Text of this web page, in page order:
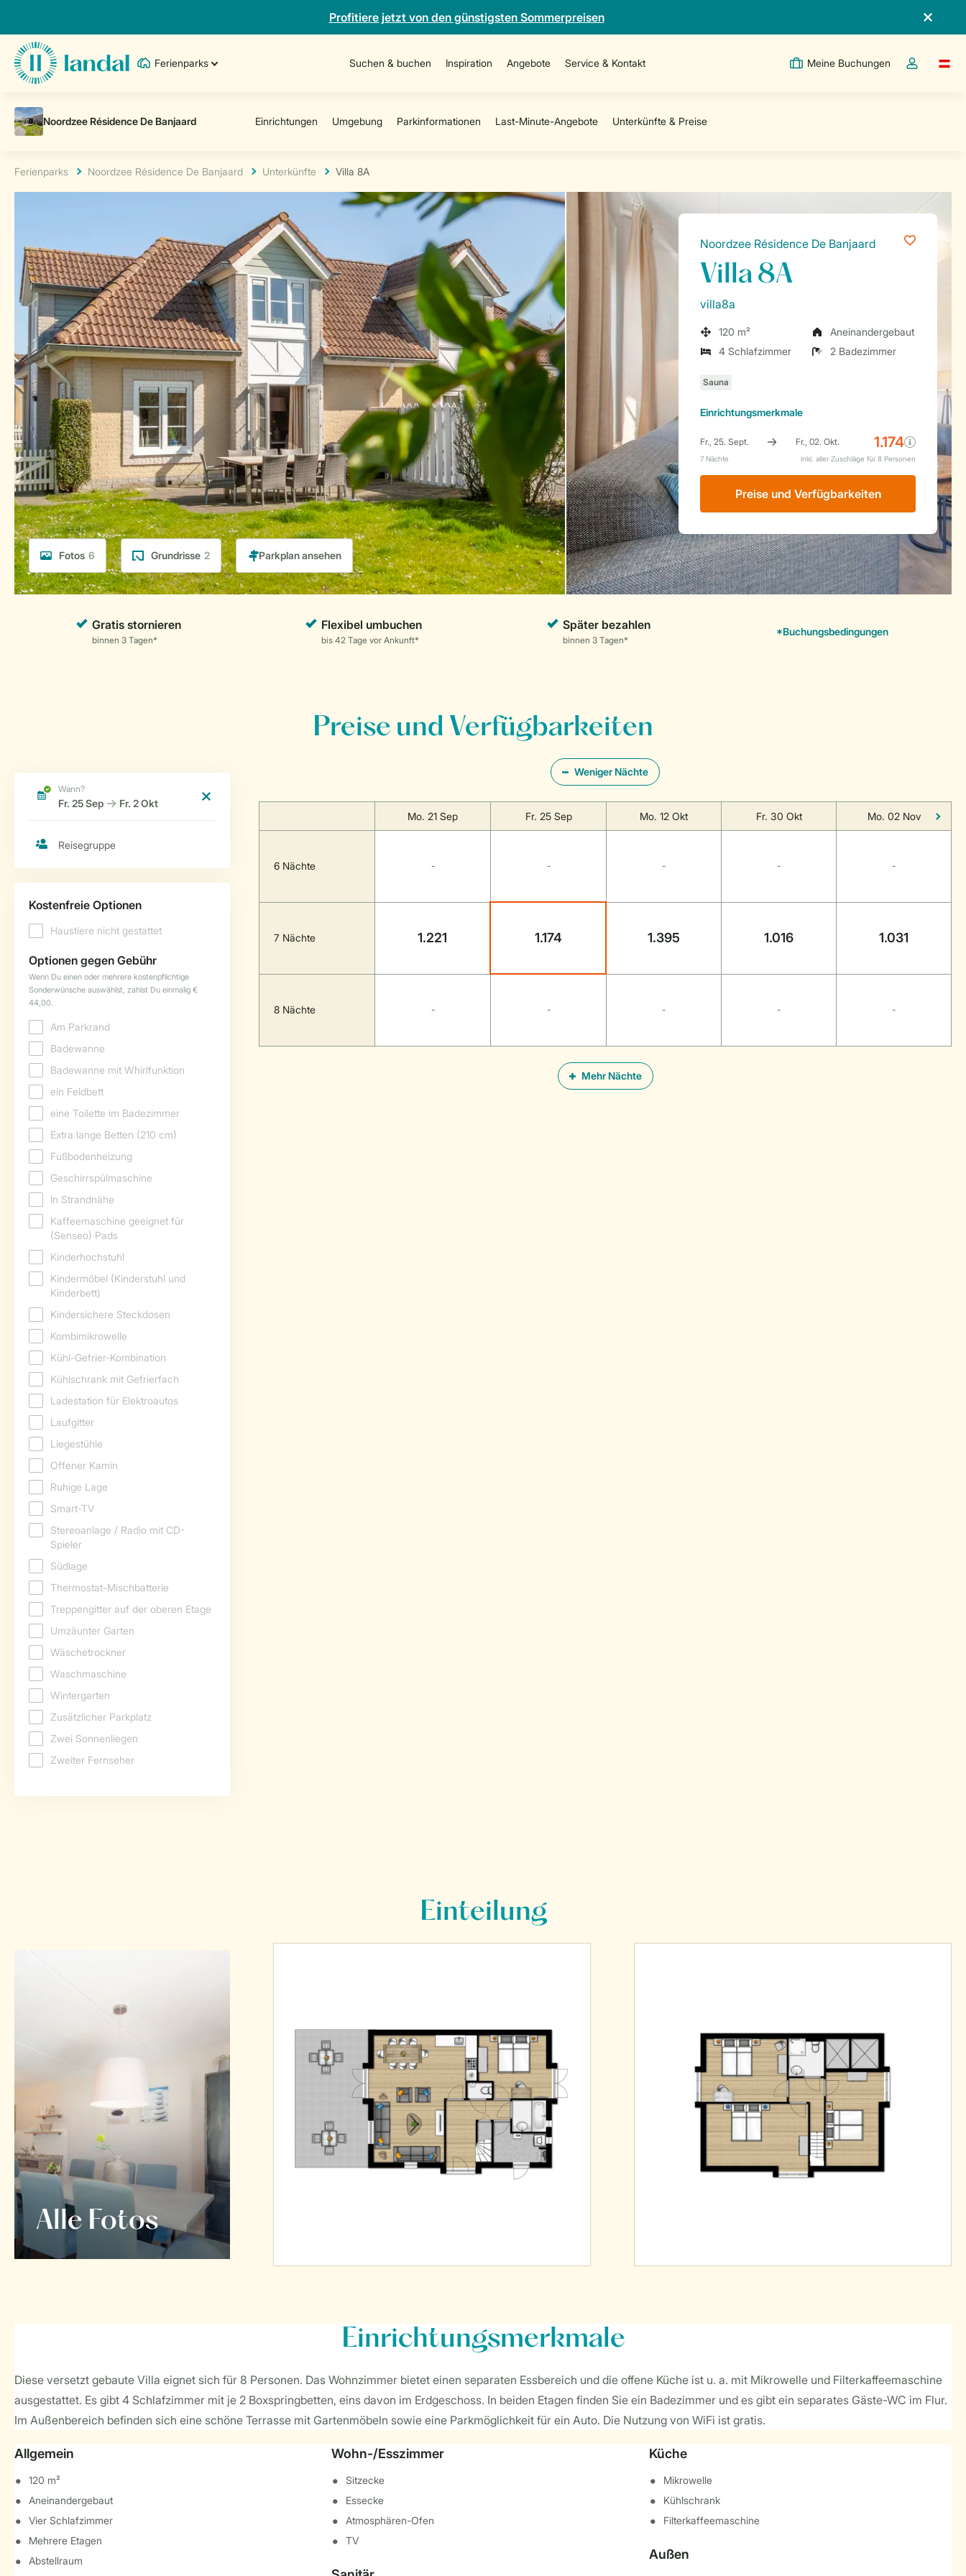
Profitiere jetzt von den günstigsten Sommerpreisen
Ferienparks Suchen & buchen Inspiration Angebote Service & Kontakt Meine Buchungen
Dropdown-
Ferienparks Noordzee Résidence De Banjaard Unterkünfte Villa 8A
Fotos 6 Grundrisse 2
Noordzee Résidence De Banjaard
Villa 8A
villa8a
120 m²
Aneinandergebaut
4 Schlafzimmer
2 Badezimmer
Einrichtungsmerkmale
Preise und Verfügbarkeiten
Preise und Verfügbarkeiten
Weniger Nächte
Mehr Nächte
Mo. 21 Sep Fr. 25 Sep Mo. 12 Okt Fr. 30 Okt Mo. 02 Nov
6 Nächte - - - - -
7 Nächte 1.221 1.174 1.395 1.016 1.031
8 Nächte - - - - -
Einteilung
Alle Fotos
Einrichtungsmerkmale
Diese versetzt gebaute Villa eignet sich für 8 Personen. Das Wohnzimmer bietet einen separaten Essbereich und die offene Küche ist u. a. mit Mikrowelle und Filterkaffeemaschine
ausgestattet. Es gibt 4 Schlafzimmer mit je 2 Boxspringbetten, eins davon im Erdgeschoss. In beiden Etagen finden Sie ein Badezimmer und es gibt ein separates Gäste-WC im Flur.
Im Außenbereich befinden sich eine schöne Terrasse mit Gartenmöbeln sowie eine Parkmöglichkeit für ein Auto. Die Nutzung von WiFi ist gratis.
Allgemein
120 m²
Aneinandergebaut
Vier Schlafzimmer
Mehrere Etagen
Abstellraum
Wohn-/Esszimmer
Sitzecke
Essecke
Atmosphären-Ofen
TV
Küche
Mikrowelle
Kühlschrank
Filterkaffeemaschine
Außen